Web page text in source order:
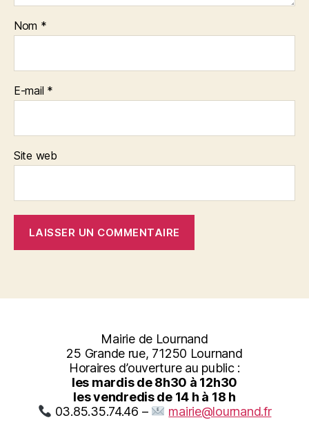
Nom *
E-mail *
Site web
Mairie de Lournand
25 Grande rue, 71250 Lournand
Horaires d’ouverture au public :
les mardis de 8h30 à 12h30
les vendredis de 14 h à 18 h
03.85.35.74.46 –
mairie@lournand.fr